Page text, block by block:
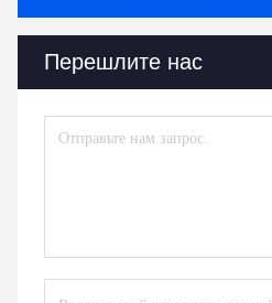
Перешлите нас